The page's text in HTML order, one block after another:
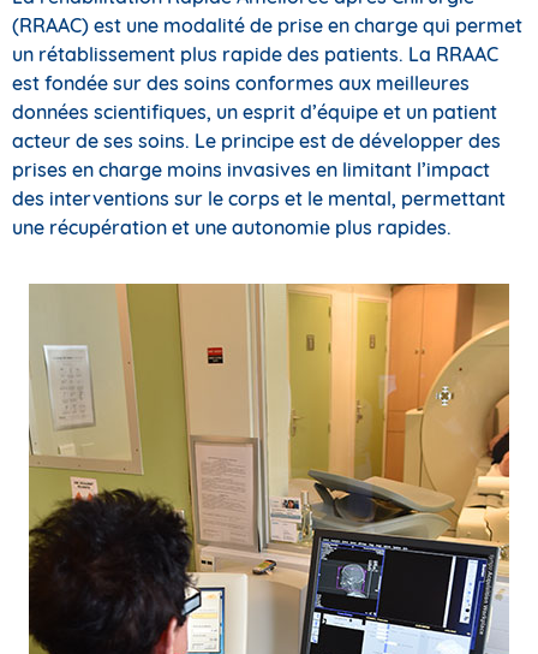
(RRAAC) est une modalité de prise en charge qui permet
un rétablissement plus rapide des patients. La RRAAC
est fondée sur des soins conformes aux meilleures
données scientifiques, un esprit d’équipe et un patient
acteur de ses soins. Le principe est de développer des
prises en charge moins invasives en limitant l’impact
des interventions sur le corps et le mental, permettant
une récupération et une autonomie plus rapides.